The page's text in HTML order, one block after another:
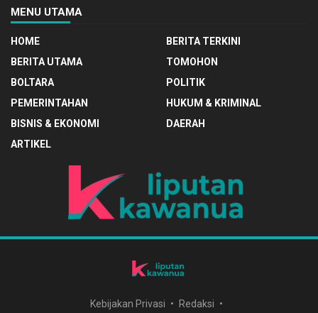
MENU UTAMA
HOME
BERITA TERKINI
BERITA UTAMA
TOMOHON
BOLTARA
POLITIK
PEMERINTAHAN
HUKUM & KRIMINAL
BISNIS & EKONOMI
DAERAH
ARTIKEL
Kebijakan Privasi Redaksi